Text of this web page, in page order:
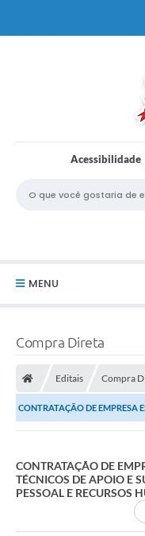
Acessibilidade
MENU
Ouvidoria
Departamentos
Utilidade Pública
Compra Direta
Editais Compra
CONTRATAÇÃO DE EMPRESA
APOIO E SUPORTE AO
CONTRATAÇÃO DE
TÉCNICOS DE APOIO E
PESSOAL E RECURSOS